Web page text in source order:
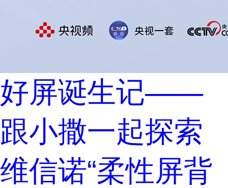
好屏诞生记——
跟小撒一起探索
维信诺“柔性屏背